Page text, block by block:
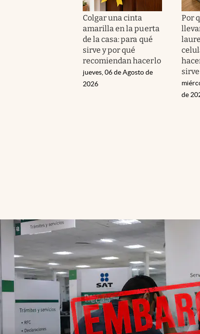
Colgar una cinta
amarilla en la puerta
de la casa: para qué
sirve y por qué
recomiendan hacerlo
jueves, 06 de Agosto de
2026
Por
sirve
de